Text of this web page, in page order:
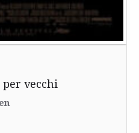
per vecchi